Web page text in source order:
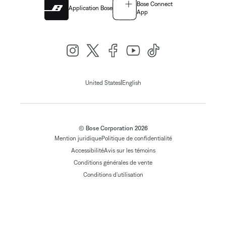
Application Bose
Bose Connect
App
United States| English
© Bose Corporation 2026
Mention juridiquePolitique de confidentialité
AccessibilitéAvis sur les témoins
Conditions générales de vente
Conditions d'utilisation